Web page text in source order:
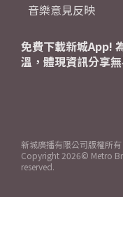
音樂意見反映
免費下載新城App!
溫，體現資訊分享無
新城廣播有限公司版權所有
Copyright 2026© Metro
reserved.